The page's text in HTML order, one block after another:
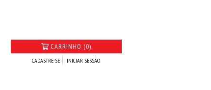
CARRINHO (0)
CADASTRE-SE INICIAR SESSÃO